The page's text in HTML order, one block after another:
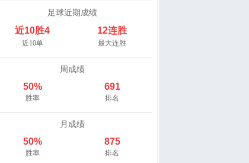
足球近期成绩
近10胜4
近10单
12连胜
最大连胜
周成绩
50%
胜率
691
排名
月成绩
50%
胜率
875
排名